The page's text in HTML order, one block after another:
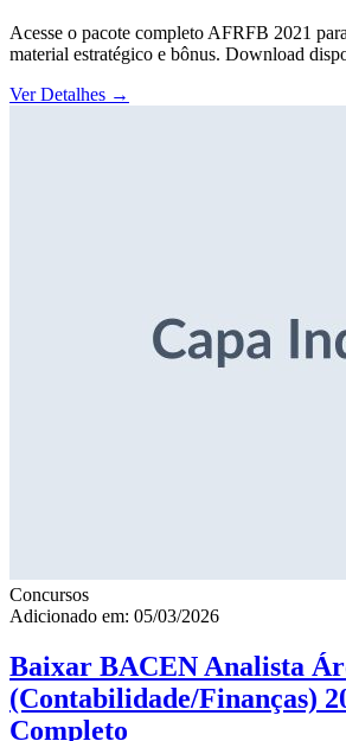
Acesse o pacote completo AFRFB 2021
material estratégico e bônus. Download
Ver Detalhes →
Concursos
Adicionado em: 05/03/2026
Baixar BACEN Analista
(Contabilidade/Finanças)
Completo